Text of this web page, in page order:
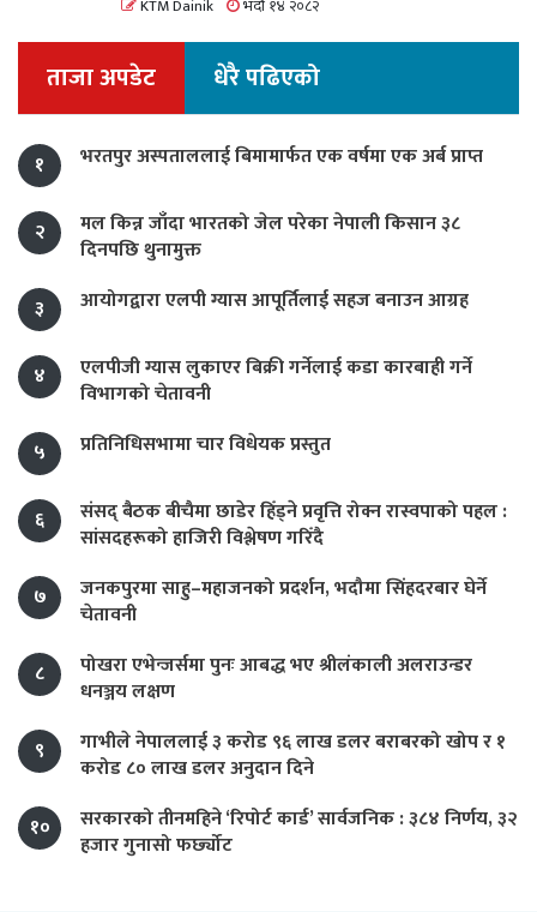
KTM Dainik भदौ १४ २०८२
ताजा अपडेट धेरै पढिएको
१ भरतपुर अस्पताललाई बिमामार्फत एक वर्षमा एक अर्ब प्राप्त
२
मल किन्न जाँदा भारतको जेल परेका नेपाली किसान ३८
दिनपछि थुनामुक्त
३
आयोगद्वारा एलपी ग्यास आपूर्तिलाई सहज बनाउन आग्रह
४
एलपीजी ग्यास लुकाएर बिक्री गर्नेलाई कडा कारबाही गर्ने
विभागको चेतावनी
५
प्रतिनिधिसभामा चार विधेयक प्रस्तुत
६
संसद् बैठक बीचैमा छाडेर हिँड्ने प्रवृत्ति रोक्न रास्वपाको पहल :
सांसदहरूको हाजिरी विश्लेषण गरिँदै
७
जनकपुरमा साहु–महाजनको प्रदर्शन, भदौमा सिंहदरबार घेर्ने
चेतावनी
८
पोखरा एभेन्जर्समा पुनः आबद्ध भए श्रीलंकाली अलराउन्डर
धनञ्जय लक्षण
९
गाभीले नेपाललाई ३ करोड ९६ लाख डलर बराबरको खोप र १
करोड ८० लाख डलर अनुदान दिने
१०
सरकारको तीनमहिने ‘रिपोर्ट कार्ड’ सार्वजनिक : ३८४ निर्णय, ३२
हजार गुनासो फर्छ्योट